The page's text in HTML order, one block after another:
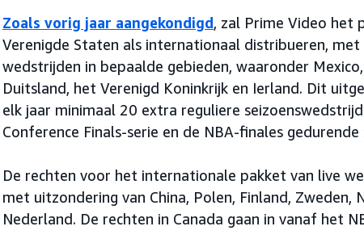
Zoals vorig jaar aangekondigd, zal Prime Video het
Verenigde Staten als internationaal distribueren,
wedstrijden in bepaalde gebieden, waaronder
Duitsland, het Verenigd Koninkrijk en Ierland. Dit
elk jaar minimaal 20 extra reguliere
Conference Finals-serie en de NBA-finales
De rechten voor het internationale pakket van live
met uitzondering van China, Polen, Finland, Zweden,
Nederland. De rechten in Canada gaan in vanaf het